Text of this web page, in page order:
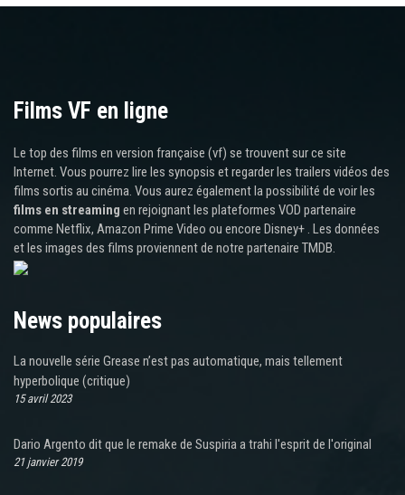
Films VF en ligne
Le top des films en version française (vf) se trouvent sur ce site
Internet. Vous pourrez lire les synopsis et regarder les trailers vidéos des
films sortis au cinéma. Vous aurez également la possibilité de voir les
films en streaming en rejoignant les plateformes VOD partenaire
comme Netflix, Amazon Prime Video ou encore Disney+ . Les données
et les images des films proviennent de notre partenaire TMDB.
News populaires
La nouvelle série Grease n’est pas automatique, mais tellement
hyperbolique (critique)
15 avril 2023
Dario Argento dit que le remake de Suspiria a trahi l'esprit de l'original
21 janvier 2019